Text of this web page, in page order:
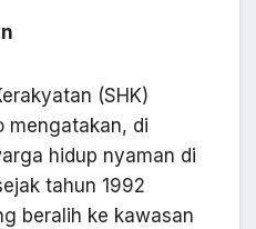
(SHK)
mengatakan, di
hidup nyaman di
tahun 1992
beralih ke kawasan